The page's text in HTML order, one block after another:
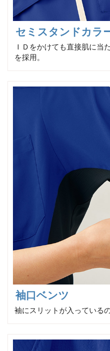
セミスタンドカラ
ＩＤをかけても直接肌に当
を採用。
袖口ベンツ
袖にスリットが入っている